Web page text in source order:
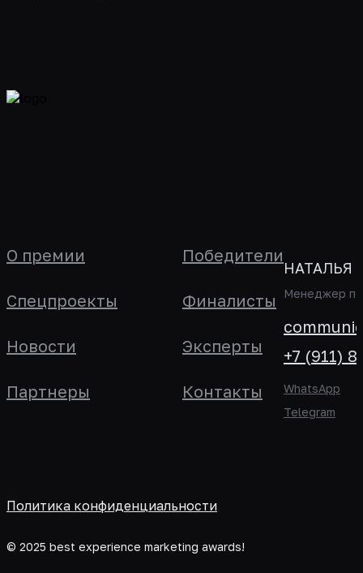
О премии
Спецпроекты
Новости
Партнеры
Победители
Финалисты
Эксперты
Контакты
НАТАЛЬЯ
Менеджер по
+7 (911)
WhatsApp
Telegram
Политика конфиденциальности
© 2025 best experience marketing awards!